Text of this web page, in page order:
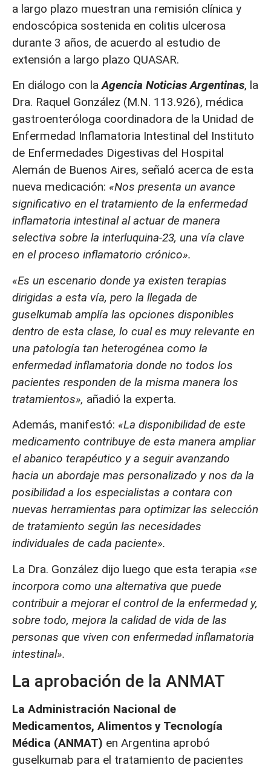
a largo plazo muestran una remisión clínica y
endoscópica sostenida en colitis ulcerosa
durante 3 años, de acuerdo al estudio de
extensión a largo plazo QUASAR.
En diálogo con laAgencia Noticias Argentinas, la
Dra. Raquel González (M.N. 113.926), médica
gastroenteróloga coordinadora de la Unidad de
Enfermedad Inflamatoria Intestinal del Instituto
de Enfermedades Digestivas del Hospital
Alemán de Buenos Aires, señaló acerca de esta
nueva medicación: «Nos presenta un avance
significativo en el tratamiento de la enfermedad
inflamatoria intestinal al actuar de manera
selectiva sobre la interluquina-23, una vía clave
en el proceso inflamatorio crónico».
«Es un escenario donde ya existen terapias
dirigidas a esta vía, pero la llegada de
guselkumab amplía las opciones disponibles
dentro de esta clase, lo cual es muy relevante en
una patología tan heterogénea como la
enfermedad inflamatoria donde no todos los
pacientes responden de la misma manera los
tratamientos», añadió la experta.
Además, manifestó: «La disponibilidad de este
medicamento contribuye de esta manera ampliar
el abanico terapéutico y a seguir avanzando
hacia un abordaje mas personalizado y nos da la
posibilidad a los especialistas a contara con
nuevas herramientas para optimizar las selección
de tratamiento según las necesidades
individuales de cada paciente».
La Dra. González dijo luego que esta terapia «se
incorpora como una alternativa que puede
contribuir a mejorar el control de la enfermedad y,
sobre todo, mejora la calidad de vida de las
personas que viven con enfermedad inflamatoria
intestinal».
La aprobación de la ANMAT
La Administración Nacional de
Medicamentos, Alimentos y Tecnología
Médica (ANMAT) en Argentina aprobó
guselkumab para el tratamiento de pacientes